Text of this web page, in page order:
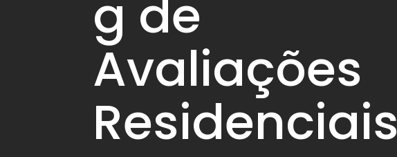
g de
Avaliações
Residenciais